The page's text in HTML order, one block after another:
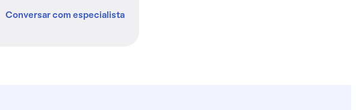
Conversar com especialista